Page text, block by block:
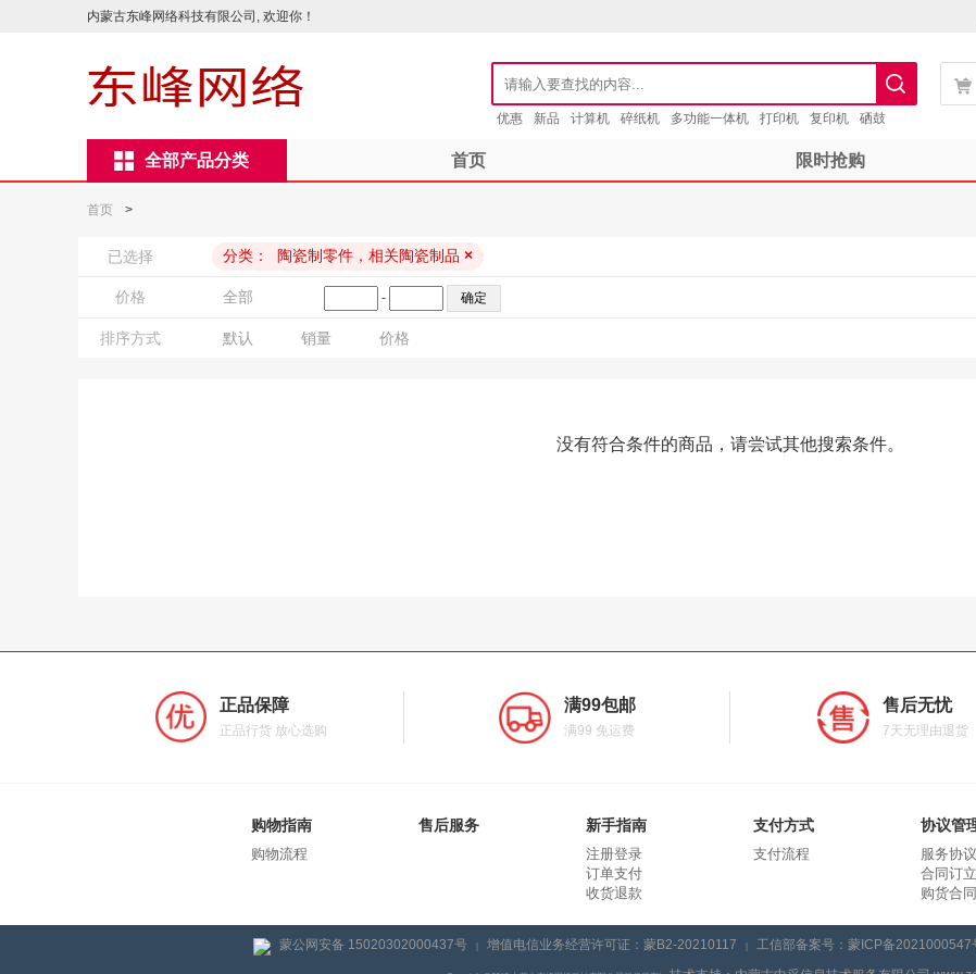
内蒙古东峰网络科技有限公司, 欢迎你！
优惠 新品 计算机 碎纸机 多功能一体机 打印机 复印机 硒鼓
全部产品分类 首页 限时抢购
首页 >
已选择 分类： 陶瓷制零件，相关陶瓷制品 ×
价格 全部 -
排序方式 默认 销量 价格
没有符合条件的商品，请尝试其他搜索条件。
正品保障
正品行货 放心选购
满99包邮
满99 免运费
售后无忧
7天无理由退货
购物指南
购物流程
售后服务 新手指南
注册登录
订单支付
收货退款
支付方式
支付流程
协议管
服务协议
合同订
购货合同
蒙公网安备 15020302000437号 | 增值电信业务经营许可证：蒙B2-20210117 | 工信部备案号：蒙ICP备2021000547